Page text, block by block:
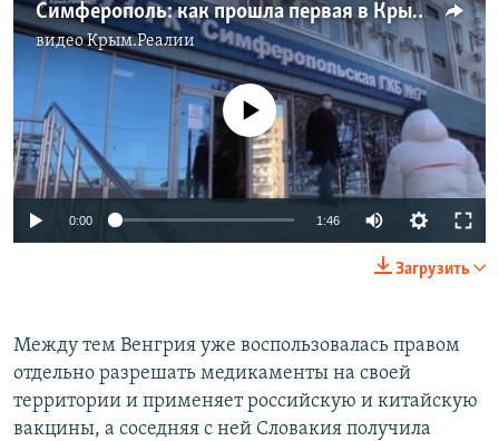
Симферополь: как прошла первая в Крыму массовая вакцинация российским препаратом «Спутник V» (видео)
видеоКрым.Реалии
720p 1080p
No media source currently available
0:00 1:46
240p
720p
1080p
Загрузить
Между тем Венгрия уже воспользовалась правом
отдельно разрешать медикаменты на своей
территории и применяет российскую и китайскую
вакцины, а соседняя с ней Словакия получила